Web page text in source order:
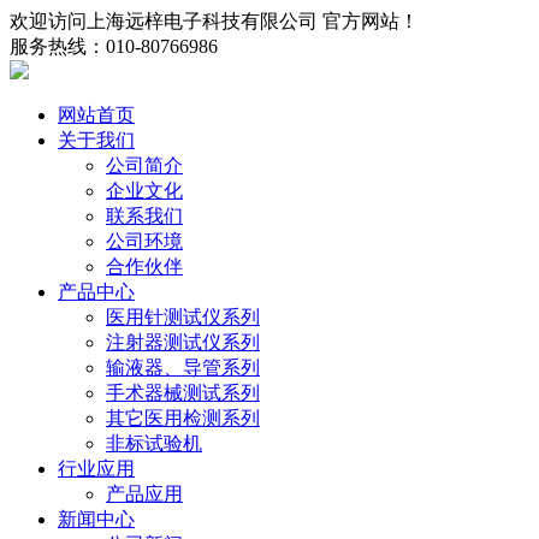
欢迎访问上海远梓电子科技有限公司 官方网站！
服务热线：010-80766986
网站首页
关于我们
公司简介
企业文化
联系我们
公司环境
合作伙伴
产品中心
医用针测试仪系列
注射器测试仪系列
输液器、导管系列
手术器械测试系列
其它医用检测系列
非标试验机
行业应用
产品应用
新闻中心